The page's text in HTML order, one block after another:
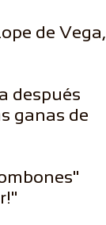
de Vega,
después
ganas de